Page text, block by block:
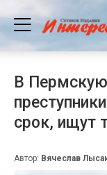
В
срок, ищут
Автор: Вячеслав